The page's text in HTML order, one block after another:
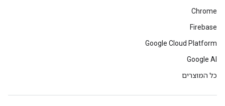
Chrome
Firebase
Google Cloud Platform
Google AI
כל המוצרים